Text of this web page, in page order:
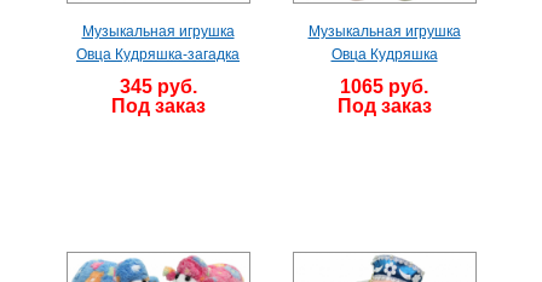
Музыкальная игрушка
Овца Кудряшка-загадка
345 руб.
Под заказ
Музыкальная игрушка
Овца Кудряшка
1065 руб.
Под заказ